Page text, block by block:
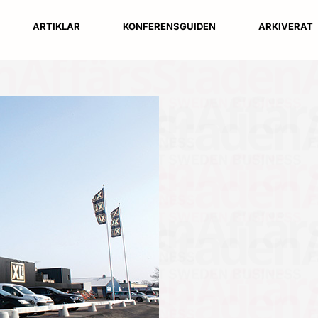
ARTIKLAR KONFERENSGUIDEN ARKIVERAT